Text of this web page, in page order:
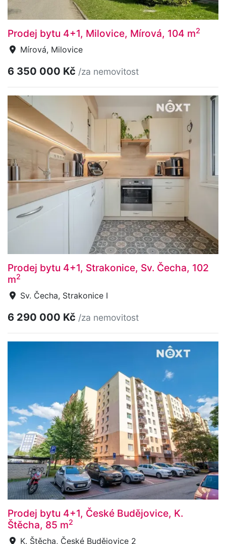
Prodej bytu 4+1, Milovice, Mírová, 104 m2
Mírová, Milovice
6 350 000 Kč /za nemovitost
Prodej bytu 4+1, Strakonice, Sv. Čecha, 102
m2
Sv. Čecha, Strakonice I
6 290 000 Kč /za nemovitost
Prodej bytu 4+1, České Budějovice, K.
Štěcha, 85 m2
K. Štěcha, České Budějovice 2